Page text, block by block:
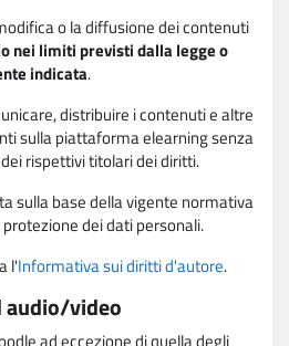
o la diffusione dei contenuti
nei limiti previsti dalla legge o
indicata.
distribuire i contenuti e altre
sulla piattaforma elearning senza
rispettivi titolari dei diritti.
sulla base della vigente normativa
dei dati personali.
l'Informativa sui diritti d'autore.
audio/video
ad eccezione di quella degli